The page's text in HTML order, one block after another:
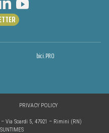
bici.PRO
Via Soardi 5, 47921 – Rimini (RN)
PRIVACY POLICY